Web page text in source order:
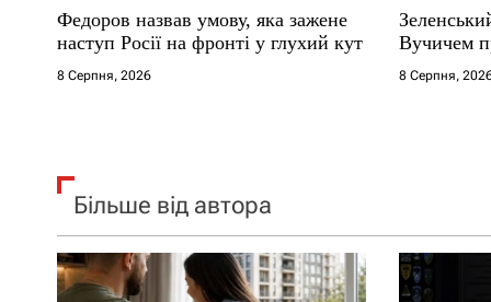
і
в
Федоров назвав умову, яка зажене
наступ Росії на фронті у глухий кут
8 Серпня, 2026
Вучичем
8 Серпня,
Більше від автора